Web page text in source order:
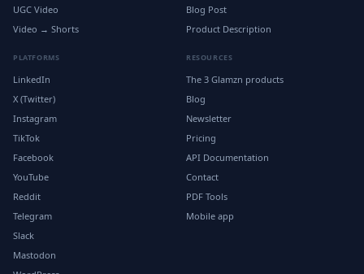
UGC Video
Video → Shorts
Blog Post
Product Description
PLATFORMS
LinkedIn
X (Twitter)
Instagram
TikTok
Facebook
YouTube
Reddit
Telegram
Slack
Mastodon
RESOURCES
The 3 Glamzn products
Blog
Newsletter
Pricing
API Documentation
Contact
PDF Tools
Mobile app